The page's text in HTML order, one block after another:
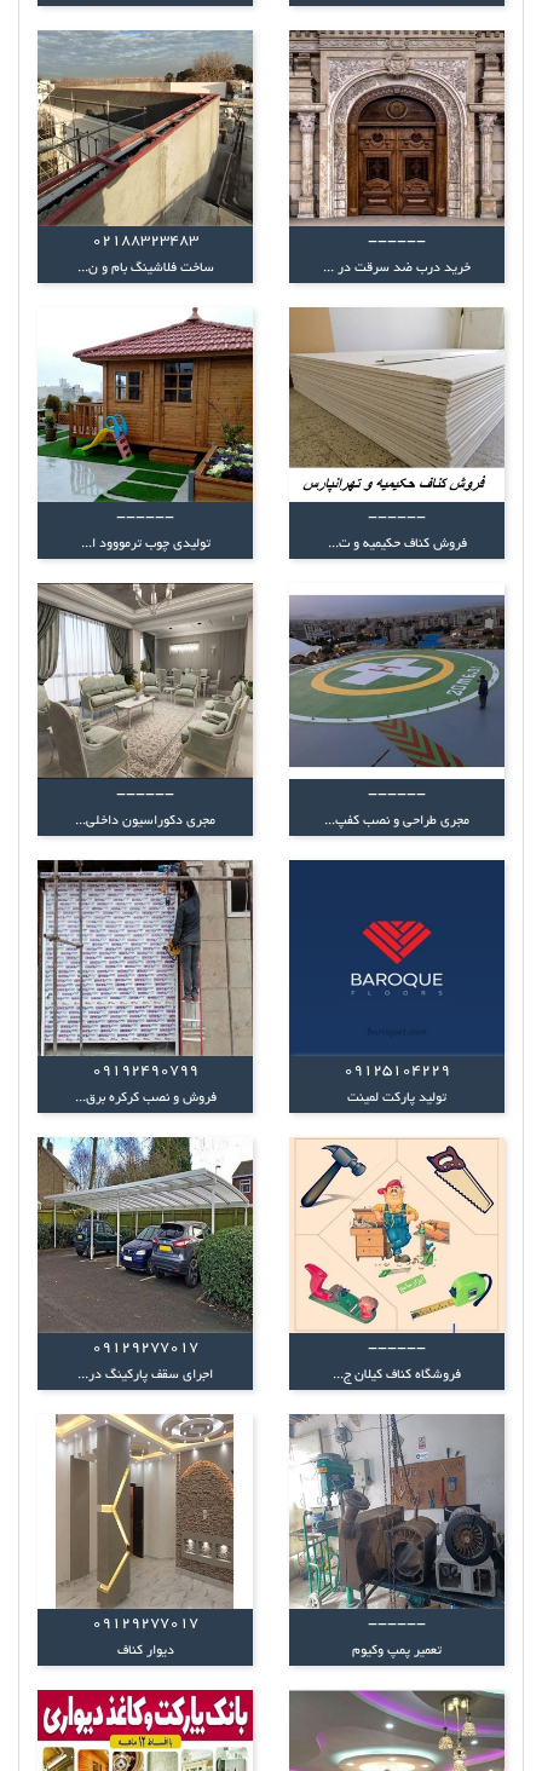
------
خرید درب ضد سرقت در ...
02188323483
ساخت فلاشینگ بام و ن...
------
فروش کناف حکیمیه و ت...
------
تولیدی چوب ترمووود ا...
------
مجری طراحی و نصب کفپ...
------
مجری دکوراسیون داخلی...
09125104229
تولید پارکت لمینت
09192490799
فروش و نصب کرکره برق...
------
فروشگاه کناف کیلان ج...
09129277017
اجرای سقف پارکینگ در...
------
تعمیر پمپ وکیوم
09129277017
دیوار کناف